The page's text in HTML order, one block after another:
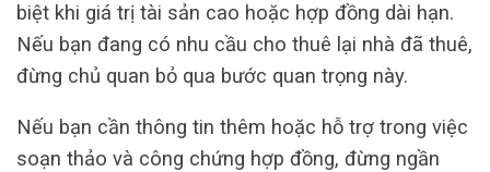
biệt khi giá trị tài sản cao hoặc hợp đồng dài hạn.
Nếu bạn đang có nhu cầu cho thuê lại nhà đã thuê,
đừng chủ quan bỏ qua bước quan trọng này.
Nếu bạn cần thông tin thêm hoặc hỗ trợ trong việc
soạn thảo và công chứng hợp đồng, đừng ngần